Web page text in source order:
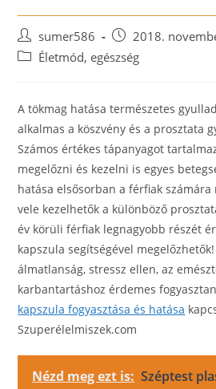
Post
author:
sumer586
Post
published:
2018.
PostÉletmód, egészség
A tökmag hatása természetes
alkalmas a köszvény és a prosztata
Számos értékes tápanyagot
megelőzni és kezelni is egyes
hatása elsősorban a férfiak számára
vele kezelhetők a különböző
év körüli férfiak legnagyobb részét
kapszula segítségével
álmatlanság, stressz ellen, az
karbantartáshoz érdemes
kapszula fogyasztása és hatása
Szuperélelmiszek.com
Nézd meg ezt is: Széptest